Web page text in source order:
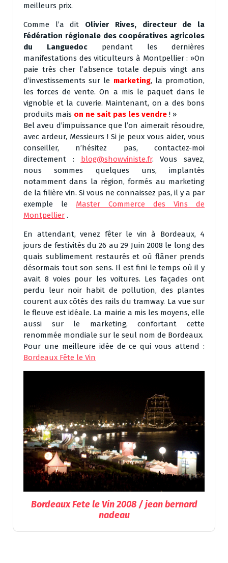
meilleurs prix.
Comme l’a dit Olivier Rives, directeur de la
Fédération régionale des coopératives agricoles
du Languedoc pendant les dernières
manifestations des viticulteurs à Montpellier : »On
paie très cher l’absence totale depuis vingt ans
d’investissements sur le marketing, la promotion,
les forces de vente. On a mis le paquet dans le
vignoble et la cuverie. Maintenant, on a des bons
produits mais on ne sait pas les vendre ! »
Bel aveu d’impuissance que l’on aimerait résoudre,
avec ardeur, Messieurs ! Si je peux vous aider, vous
conseiller, n’hésitez pas, contactez-moi
directement :
blog@showviniste.fr. Vous savez,
nous sommes quelques uns, implantés
notamment dans la région, formés au marketing
de la filière vin. Si vous ne connaissez pas, il y a par
exemple le Master Commerce des Vins de
Montpellier .
En attendant, venez fêter le vin à Bordeaux, 4
jours de festivités du 26 au 29 Juin 2008 le long des
quais sublimement restaurés et où flâner prends
désormais tout son sens. Il est fini le temps où il y
avait 8 voies pour les voitures. Les façades ont
perdu leur noir habit de pollution, des plantes
courent aux côtés des rails du tramway. La vue sur
le fleuve est idéale. La mairie a mis les moyens, elle
aussi sur le marketing, confortant cette
renommée mondiale sur le seul nom de Bordeaux.
Pour une meilleure idée de ce qui vous attend :
Bordeaux Fête le Vin
Bordeaux Fete le Vin 2008 / jean bernard
nadeau